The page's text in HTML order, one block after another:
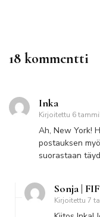
18 kommentti
Inka
Kirjoitettu 6
Ah, New York!
postauksen
suorastaan
Sonja |
Kirjoitettu 7